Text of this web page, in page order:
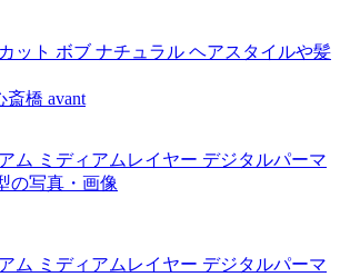
ット ボブ ナチュラル ヘアスタイルや髪
斎橋 avant
ム ミディアムレイヤー デジタルパーマ
の写真・画像
ム ミディアムレイヤー デジタルパーマ